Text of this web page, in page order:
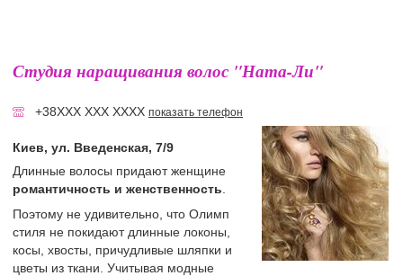
Студия наращивания волос "Ната-Ли"
+38XXX XXX XXXX показать телефон
Киев, ул. Введенская, 7/9
Длинные волосы придают женщине
романтичность и женственность
Поэтому не удивительно, что Олимп
стиля не покидают длинные локоны,
косы, хвосты, причудливые шляпки и
цветы из ткани. Учитывая модные